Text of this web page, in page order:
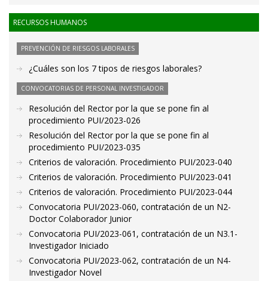
RECURSOS HUMANOS
PREVENCIÓN DE RIESGOS LABORALES
¿Cuáles son los 7 tipos de riesgos laborales?
CONVOCATORIAS DE PERSONAL INVESTIGADOR
Resolución del Rector por la que se pone fin al
procedimiento PUI/2023-026
Resolución del Rector por la que se pone fin al
procedimiento PUI/2023-035
Criterios de valoración. Procedimiento PUI/2023-040
Criterios de valoración. Procedimiento PUI/2023-041
Criterios de valoración. Procedimiento PUI/2023-044
Convocatoria PUI/2023-060, contratación de un N2-
Doctor Colaborador Junior
Convocatoria PUI/2023-061, contratación de un N3.1-
Investigador Iniciado
Convocatoria PUI/2023-062, contratación de un N4-
Investigador Novel